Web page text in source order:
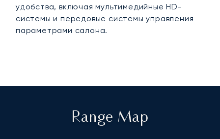
удобства, включая мультимедийные HD-
системы и передовые системы управления
параметрами салона.
Range Map